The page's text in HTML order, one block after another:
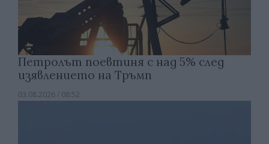
Петролът поевтиня с над 5% след
изявлението на Тръмп
03.08.2026 / 08:52